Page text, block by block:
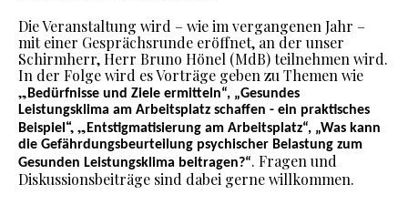
Die Veranstaltung wird – wie im vergangenen Jahr –
mit einer Gesprächsrunde eröffnet, an der unser
Schirmherr, Herr Bruno Hönel (MdB) teilnehmen wird.
In der Folge wird es Vorträge geben zu Themen wie
„ Bedürfnisse und Ziele ermitteln“, „Gesundes
Leistungsklima am Arbeitsplatz schaffen - ein praktisches
Beispiel “, „ Entstigmatisierung am Arbeitsplatz“, „Was kann
die Gefährdungsbeurteilung psychischer Belastung zum
Gesunden Leistungsklima beitragen?“. Fragen und
Diskussionsbeiträge sind dabei gerne willkommen.